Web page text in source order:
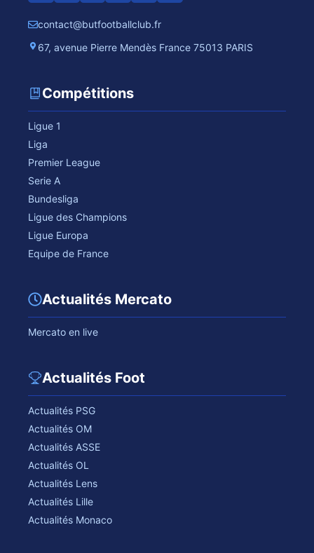
contact@butfootballclub.fr
67, avenue Pierre Mendès France 75013 PARIS
Compétitions
Ligue 1
Liga
Premier League
Serie A
Bundesliga
Ligue des Champions
Ligue Europa
Equipe de France
Actualités Mercato
Mercato en live
Actualités Foot
Actualités PSG
Actualités OM
Actualités ASSE
Actualités OL
Actualités Lens
Actualités Lille
Actualités Monaco